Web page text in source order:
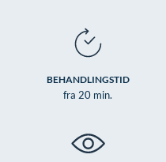
BEHANDLINGSTID
fra 20 min.